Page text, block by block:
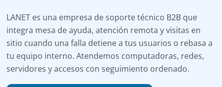
LANET es una empresa de soporte técnico B2B que
integra mesa de ayuda, atención remota y visitas en
sitio cuando una falla detiene a tus usuarios o rebasa a
tu equipo interno. Atendemos computadoras, redes,
servidores y accesos con seguimiento ordenado.